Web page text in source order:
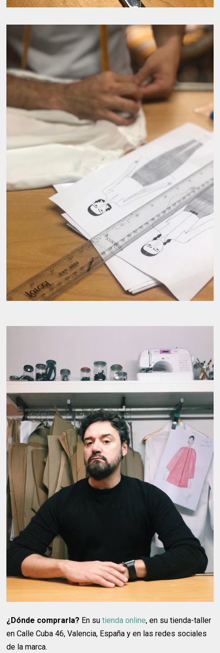
¿Dónde comprarla? En sutienda online, en su tienda-taller
en Calle Cuba 46, Valencia, España y en las redes sociales
de la marca.